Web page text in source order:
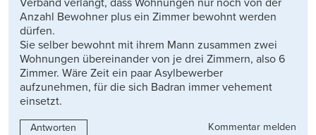
Verband verlangt, dass Wohnungen nur noch von der
Anzahl Bewohner plus ein Zimmer bewohnt werden
dürfen.
Sie selber bewohnt mit ihrem Mann zusammen zwei
Wohnungen übereinander von je drei Zimmern, also 6
Zimmer. Wäre Zeit ein paar Asylbewerber
aufzunehmen, für die sich Badran immer vehement
einsetzt.
Antworten
Kommentar melden